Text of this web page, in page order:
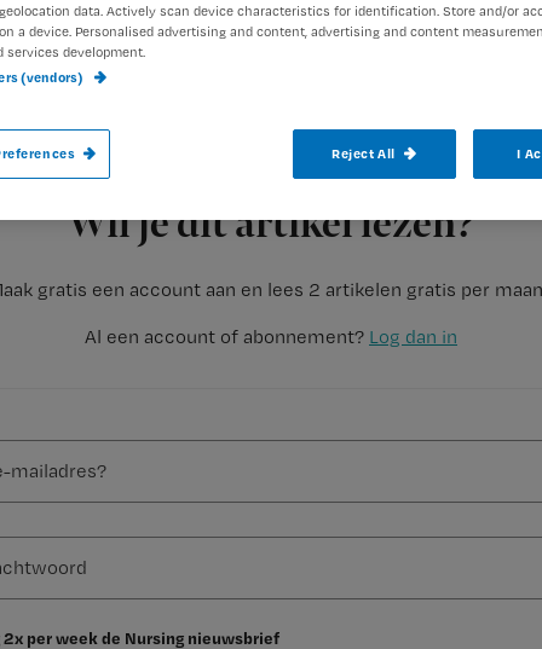
Wil je dit artikel lezen?
gratis een account aan en lees 2 artikelen gratis per
Al een account of abonnement? Log dan in
2x per week de Nursing nieuwsbrief
Een verpleegkundige krijgt een
vanwege uitspraken die ze deed op de
klacht afgewezen door het Regionaal
data. Actively scan device characteristics for identification. Store and/or
a device. Personalised advertising and content, advertising and content
services development.
(vendors)
Reject All I